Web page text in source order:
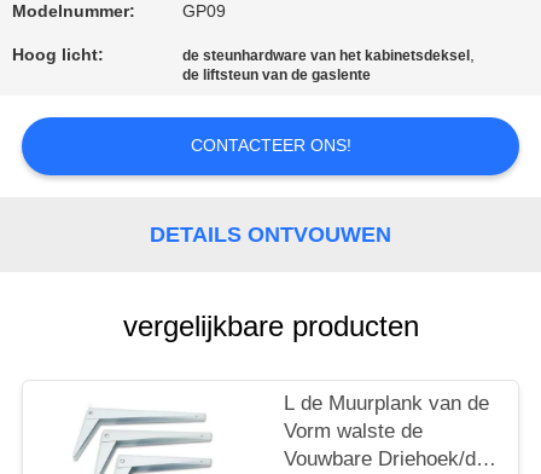
EEN
CITAAT
SITEMAP
Modelnummer: GP09
Hoog licht: de steunhardware van het kabinetsdeksel ,
de liftsteun van de gaslente
CONTACTEER ONS!
DETAILS ONTVOUWEN
vergelijkbare producten
L de Muurplank van de
Vorm walste de
Vouwbare Driehoek/de